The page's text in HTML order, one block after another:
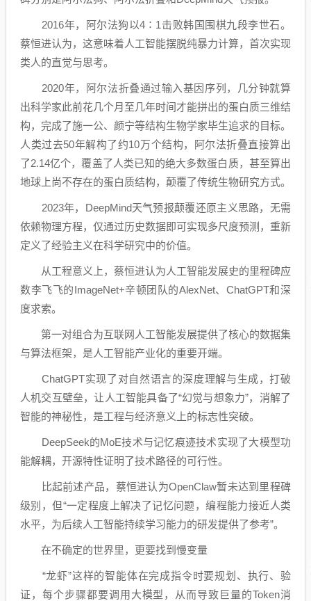
2016年，阿尔法狗以4∶1击败韩国围棋九段李世石。
蔡恒进认为，这意味着人工智能摆脱纯暴力计算，首次实现
类人的直觉与思考。
2020年，阿尔法折叠通过输入基因序列，几分钟就算
出科学家此前花几个月至几年时间才能拼出的蛋白质三维结
构，完成了施一公、颜宁等结构生物学家毕生追求的目标。
人类过去50年解构了约10万个结构，阿尔法折叠直接算出
了2.14亿个，覆盖了人类已知的绝大多数蛋白质，甚至算出
地球上尚不存在的蛋白质结构，颠覆了传统生物研究方式。
2023年，DeepMind天气预报颠覆还原主义思路，无需
依赖物理方程，仅通过历史数据即可实现多尺度预测，重新
定义了经验主义在科学研究中的价值。
从工程意义上，蔡恒进认为人工智能发展史的里程碑应
数李飞飞的ImageNet+辛顿团队的AlexNet、ChatGPT和深
度求索。
第一对组合为互联网人工智能发展提供了核心的数据集
与算法框架，是人工智能产业化的重要开端。
ChatGPT实现了对自然语言的深度理解与生成，打破
人机交互壁垒，让人工智能具备了“幻觉与想象力”，消解了
智能的神秘性，是工程与经济意义上的标志性突破。
DeepSeek的MoE技术与记忆痕迹技术实现了大模型功
能解耦，开源特性证明了技术路径的可行性。
比起前述产品，蔡恒进认为OpenClaw暂未达到里程碑
级别，但“一定程度上解决了记忆问题，编程能力接近人类
水平，为后续人工智能持续学习能力的研发提供了参考”。
在不确定的世界里，更要找到慢变量
“龙虾”这样的智能体在完成指令时要规划、执行、验
证，每个步骤都要调用大模型，从而导致巨量的Token消